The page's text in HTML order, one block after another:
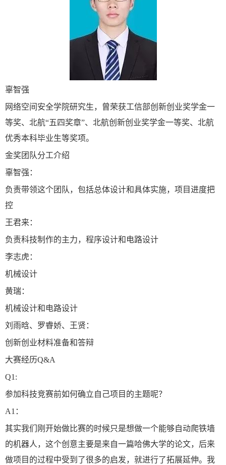
辜智强
网络空间安全学院研究生，曾荣获工信部创新创业奖学金一
等奖、北航“五四奖章”、北航创新创业奖学金一等奖、北航
优秀本科毕业生等奖项。
金奖团队分工介绍
辜智强：
负责带领这个团队，包括总体设计和具体实施，项目进度把
控
王君来：
负责科技制作的主力，程序设计和电路设计
李志虎：
机械设计
黄瑞：
机械设计和电路设计
刘雨晗、罗睿娇、王贤：
创新创业材料准备和答辩
大赛经历Q&A
Q1:
参加科技竞赛前如何确立自己项目的主题呢？
A1：
其实我们刚开始做比赛的时候只是想做一个能够自动爬铁墙
的机器人，这个创意主要是来自一篇哈佛大学的论文，后来
做项目的过程中受到了很多的启发，就进行了拓展延伸。我